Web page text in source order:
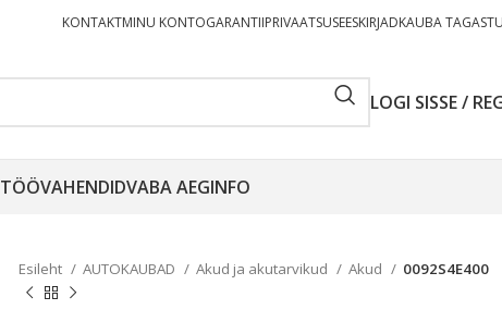
KONTAKTMINU KONTOGARANTIIPRIVAATSUSEESKIRJADKAUBA
LOGI SISSE /
TÖÖVAHENDIDVABA AEGINFO
Esileht AUTOKAUBAD Akud ja akutarvikud Akud 0092S4E400